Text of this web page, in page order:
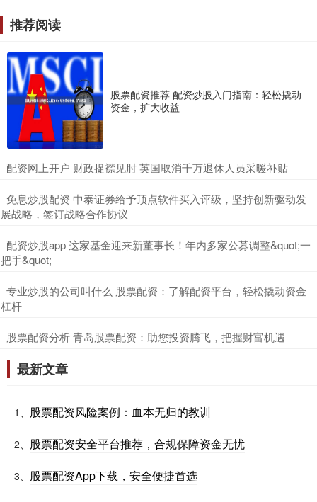
推荐阅读
股票配资推荐 配资炒股入门指南：轻松撬动
资金，扩大收益
​配资网上开户 财政捉襟见肘 英国取消千万退休人员采暖补贴
​免息炒股配资 中泰证券给予顶点软件买入评级，坚持创新驱动发
展战略，签订战略合作协议
​配资炒股app 这家基金迎来新董事长！年内多家公募调整&quot;一
把手&quot;
​专业炒股的公司叫什么 股票配资：了解配资平台，轻松撬动资金
杠杆
​股票配资分析 青岛股票配资：助您投资腾飞，把握财富机遇
最新文章
1、 股票配资风险案例：血本无归的教训
2、 股票配资安全平台推荐，合规保障资金无忧
3、 股票配资App下载，安全便捷首选